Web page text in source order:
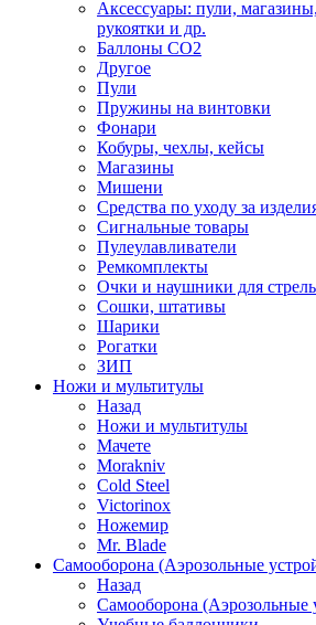
Аксессуары: пули,
рукоятки и др.
Баллоны CO2
Другое
Пули
Пружины на винтовки
Фонари
Кобуры, чехлы, кейсы
Магазины
Мишени
Средства по уходу за
Сигнальные товары
Пулеулавливатели
Ремкомплекты
Очки и наушники для
Сошки, штативы
Шарики
Рогатки
ЗИП
Ножи и мультитулы
Назад
Ножи и мультитулы
Мачете
Morakniv
Cold Steel
Victorinox
Ножемир
Mr. Blade
Самооборона (Аэрозольные
Назад
Самооборона (Аэрозольные